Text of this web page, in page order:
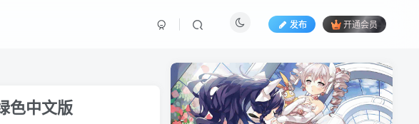
发布 开通会员
色中文版